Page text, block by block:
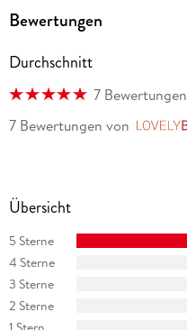
Bewertungen
Durchschnitt
7 Bewertungen
7 Bewertungen von
Übersicht
5 Sterne
4 Sterne
3 Sterne
2 Sterne